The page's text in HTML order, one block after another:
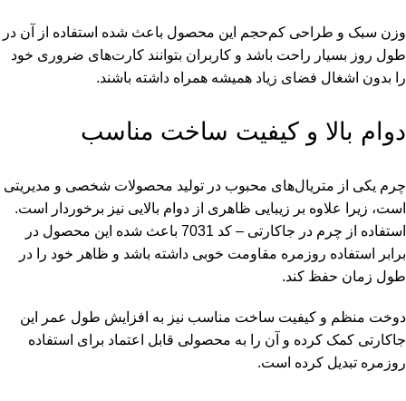
وزن سبک و طراحی کم‌حجم این محصول باعث شده استفاده از آن در
طول روز بسیار راحت باشد و کاربران بتوانند کارت‌های ضروری خود
را بدون اشغال فضای زیاد همیشه همراه داشته باشند.
دوام بالا و کیفیت ساخت مناسب
چرم یکی از متریال‌های محبوب در تولید محصولات شخصی و مدیریتی
است، زیرا علاوه بر زیبایی ظاهری از دوام بالایی نیز برخوردار است.
استفاده از چرم در جاکارتی – کد 7031 باعث شده این محصول در
برابر استفاده روزمره مقاومت خوبی داشته باشد و ظاهر خود را در
طول زمان حفظ کند.
دوخت منظم و کیفیت ساخت مناسب نیز به افزایش طول عمر این
جاکارتی کمک کرده و آن را به محصولی قابل اعتماد برای استفاده
روزمره تبدیل کرده است.